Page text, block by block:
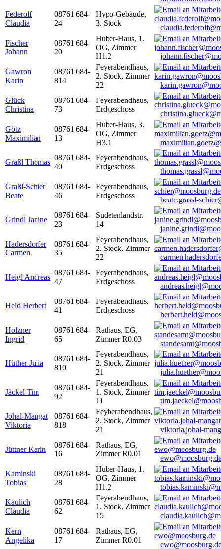
Federolf
Claudia
08761 684-
24
Hypo-Gebäude,
3. Stock
Fischer
Johann
08761 684-
20
Huber-Haus, 1.
OG, Zimmer
H1.2
Gawron
Karin
08761 684-
814
Feyerabendhaus,
2. Stock, Zimmer
22
Glück
Christina
08761 684-
73
Feyerabendhaus,
Erdgeschoss
Götz
Maximilian
08761 684-
13
Huber-Haus, 3.
OG, Zimmer
H3.1
Graßl Thomas
08761 684-
40
Feyerabendhaus,
Erdgeschoss
Graßl-Schier
Beate
08761 684-
46
Feyerabendhaus,
Erdgeschoss
beate.grassl-
Grindl Janine
08761 684-
23
Sudetenlandstr.
14
Hadersdorfer
Carmen
08761 684-
35
Feyerabendhaus,
2. Stock, Zimmer
22
Heigl Andreas
08761 684-
47
Feyerabendhaus,
Erdgeschoss
Held Herbert
08761 684-
41
Feyerabendhaus,
Erdgeschoss
Holzner
Ingrid
08761 684-
65
Rathaus, EG,
Zimmer R0.03
Hüther Julia
08761 684-
810
Feyerabendhaus,
2. Stock, Zimmer
21
Jäckel Tim
08761 684-
92
Feyerabendhaus,
1. Stock, Zimmer
11
Johal-Mangat
Viktoria
08761 684-
818
Feyberabendhaus,
2. Stock, Zimmer
21
viktoria.johal-
Jüttner Karin
08761 684-
16
Rathaus, EG,
Zimmer R0.01
ewo@moosburg.de
Kaminski
Tobias
08761 684-
28
Huber-Haus, 1.
OG, Zimmer
H1.2
Kaulich
Claudia
08761 684-
62
Feyerabendhaus,
1. Stock, Zimmer
15
Kern
Angelika
08761 684-
17
Rathaus, EG,
Zimmer R0.01
ewo@moosburg.de